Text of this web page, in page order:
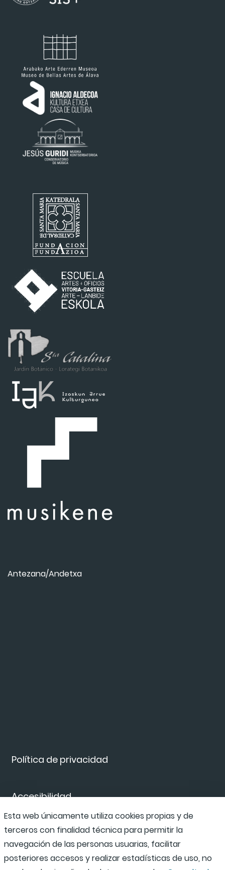
Política de privacidad
Accesibilidad
Canal de denuncias
Antezana/Andetxa
Esta web únicamente utiliza cookies propias y de
terceros con finalidad técnica para permitir la
navegación de las personas usuarias, facilitar
posteriores accesos y realizar estadísticas de uso, no